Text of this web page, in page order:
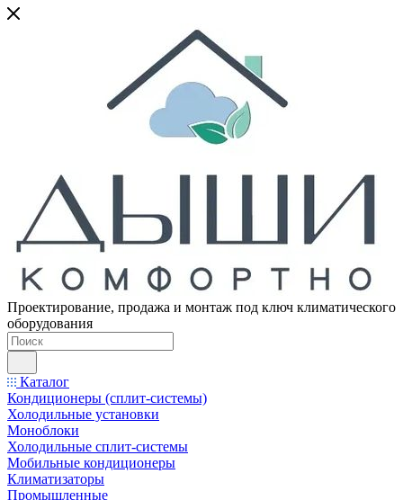
Проектирование, продажа и монтаж под ключ климатического
оборудования
Каталог
Кондиционеры (сплит-системы)
Холодильные установки
Моноблоки
Холодильные сплит-системы
Мобильные кондиционеры
Климатизаторы
Промышленные